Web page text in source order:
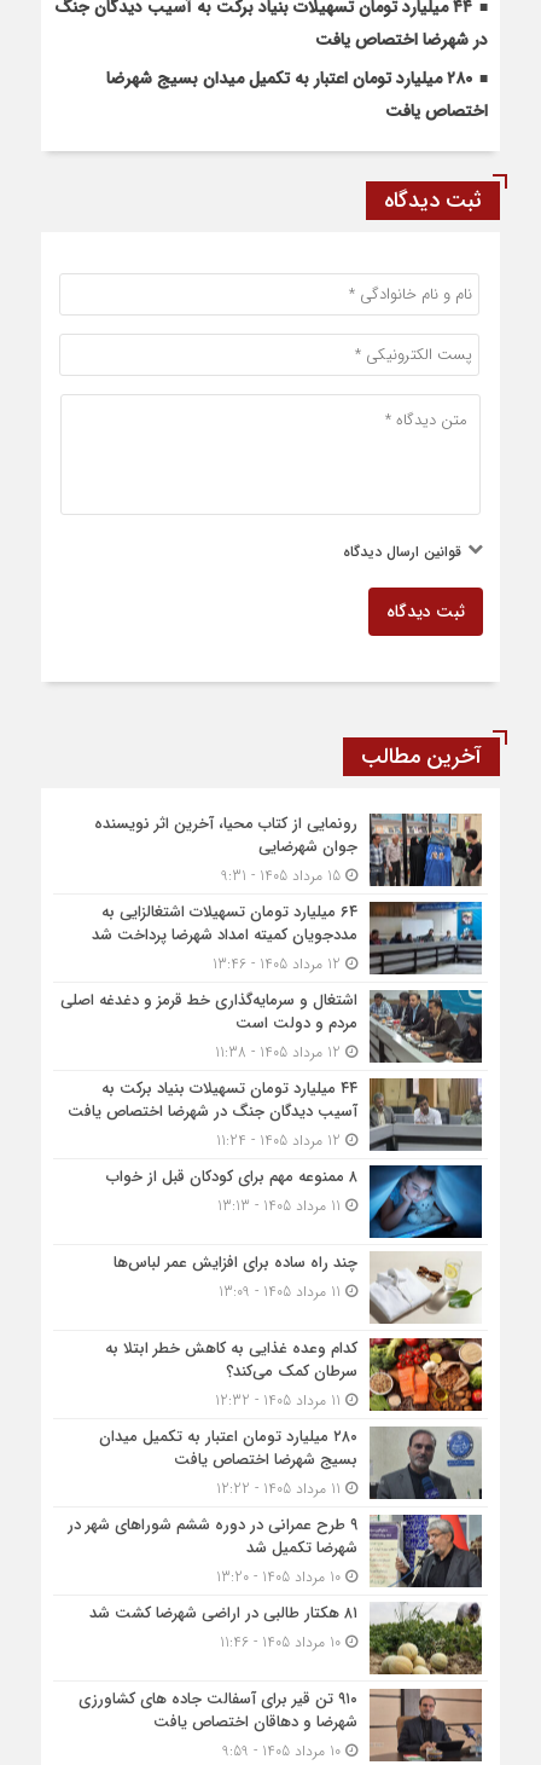
۴۴ میلیارد تومان تسهیلات بنیاد برکت به آسیب دیدگان جنگ
در شهرضا اختصاص یافت
۲۸۰ میلیارد تومان اعتبار به تکمیل میدان بسیج شهرضا
اختصاص یافت
ثبت دیدگاه
قوانین ارسال دیدگاه
ثبت دیدگاه
آخرین مطالب
رونمایی از کتاب محیا، آخرین اثر نویسنده
جوان شهرضایی
15 مرداد 1405 - 9:31
۶۴ میلیارد تومان تسهیلات اشتغالزایی به
مددجویان کمیته امداد شهرضا پرداخت شد
اشتغال و سرمایه‌گذاری خط قرمز و دغدغه اصلی
مردم و دولت است
۴۴ میلیارد تومان تسهیلات بنیاد برکت به
آسیب دیدگان جنگ در شهرضا اختصاص یافت
۸ ممنوعه مهم برای کودکان قبل از خواب
چند راه ساده برای افزایش عمر لباس‌ها
کدام وعده غذایی به کاهش خطر ابتلا به
سرطان کمک می‌کند؟
۲۸۰ میلیارد تومان اعتبار به تکمیل میدان
بسیج شهرضا اختصاص یافت
۹ طرح عمرانی در دوره ششم شوراهای شهر در
شهرضا تکمیل شد
10 مرداد 1405 - 13:20
۸۱ هکتار طالبی در اراضی شهرضا کشت شد
10 مرداد 1405 - 11:46
۹۱۰ تن قیر برای آسفالت جاده های کشاورزی
شهرضا و دهاقان اختصاص یافت
10 مرداد 1405 - 9:59